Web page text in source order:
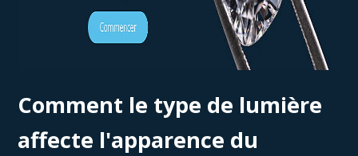
Comment le type de lumière
affecte l'apparence du